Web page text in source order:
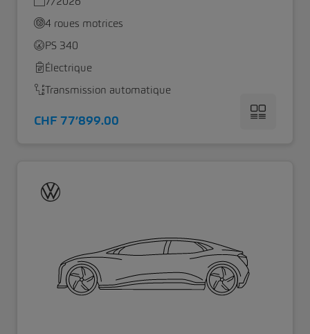
4 roues motrices
PS 340
Électrique
Transmission automatique
CHF 77’899.00